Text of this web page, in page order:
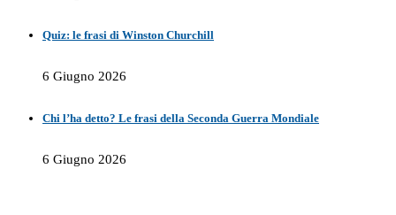
Quiz: le frasi di Winston Churchill
6 Giugno 2026
Chi l’ha detto? Le frasi della Seconda Guerra Mondiale
6 Giugno 2026